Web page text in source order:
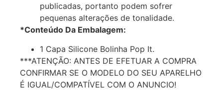
publicadas, portanto podem sofrer
pequenas alterações de tonalidade.
*Conteúdo Da Embalagem:
1 Capa Silicone Bolinha Pop It.
***ATENÇÃO: ANTES DE EFETUAR A COMPRA
CONFIRMAR SE O MODELO DO SEU APARELHO
É IGUAL/COMPATÍVEL COM O ANUNCIO!